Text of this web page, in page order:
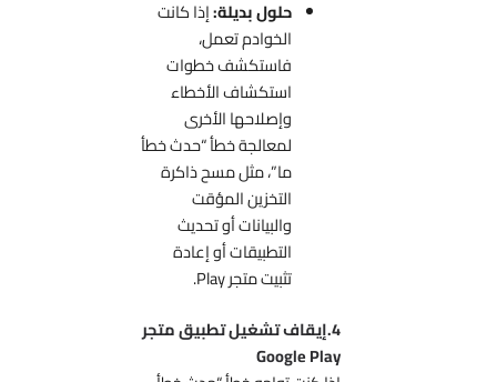
حلول بديلة:إذا كانت
الخوادم تعمل،
فاستكشف خطوات
استكشاف الأخطاء
وإصلاحها الأخرى
لمعالجة خطأ “حدث خطأ
ما”، مثل مسح ذاكرة
التخزين المؤقت
والبيانات أو تحديث
التطبيقات أو إعادة
4.إيقاف تشغيل تطبيق متجر
Google Play